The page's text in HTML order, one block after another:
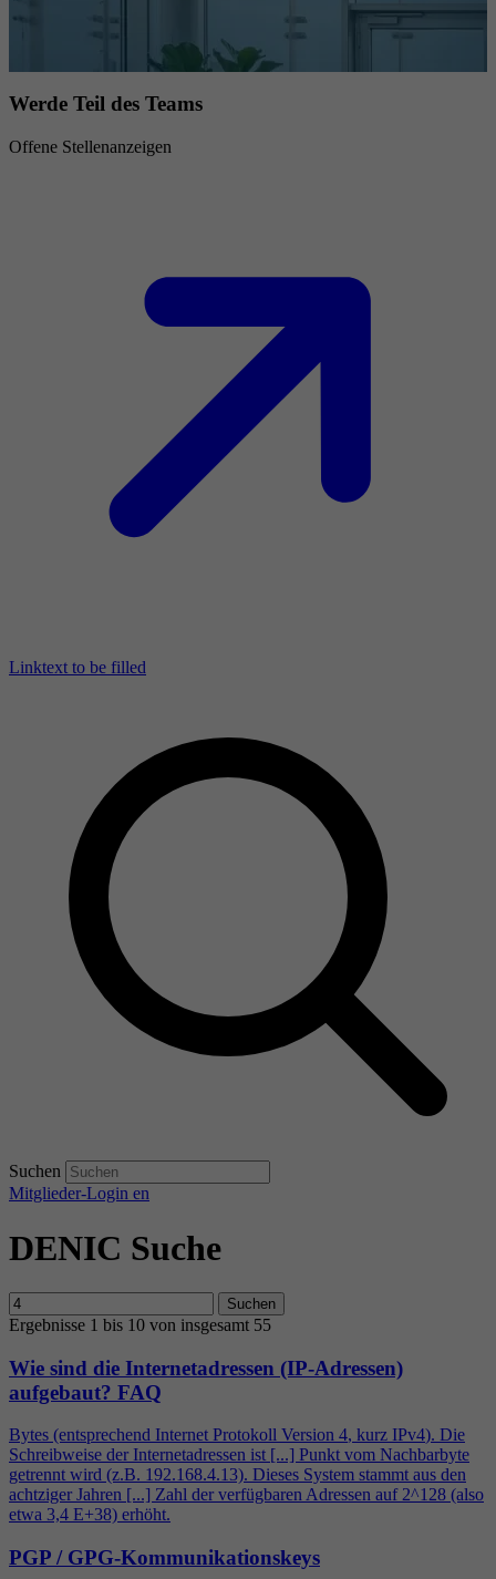
Werde Teil des Teams
Offene Stellenanzeigen
Linktext to be filled
Suchen
Mitglieder-Login en
DENIC Suche
Suchen
Ergebnisse 1 bis 10 von insgesamt 55
Wie sind die Internetadressen (IP-Adressen)
aufgebaut? FAQ
Bytes (entsprechend Internet Protokoll Version 4, kurz IPv4). Die
Schreibweise der Internetadressen ist [...] Punkt vom Nachbarbyte
getrennt wird (z.B. 192.168.4.13). Dieses System stammt aus den
achtziger Jahren [...] Zahl der verfügbaren Adressen auf 2^128 (also
etwa 3,4 E+38) erhöht.
PGP / GPG-Kommunikationskeys